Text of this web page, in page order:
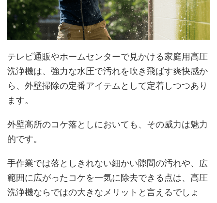
テレビ通販やホームセンターで見かける家庭用高圧
洗浄機は、強力な水圧で汚れを吹き飛ばす爽快感か
ら、外壁掃除の定番アイテムとして定着しつつあり
ます。
外壁高所のコケ落としにおいても、その威力は魅力
的です。
手作業では落としきれない細かい隙間の汚れや、広
範囲に広がったコケを一気に除去できる点は、高圧
洗浄機ならではの大きなメリットと言えるでしょ